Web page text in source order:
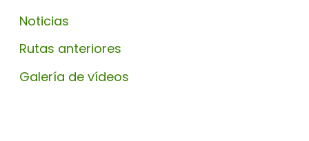
Noticias
Rutas anteriores
Galería de vídeos